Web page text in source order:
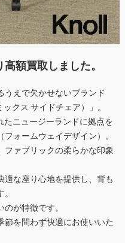
額買取しました。
うえで欠かせないブランド
ックス サイドチェア）」。
たニュージーランドに拠点を
フォームウェイデザイン）。
ファブリックの柔らかな印象
適な座り心地を提供し、背も
が特徴です。
節を問わず快適にお使いいた